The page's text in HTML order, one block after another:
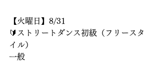
【火曜日】8/31
🔰ストリートダンス初級（フリースタ
イル）
一般